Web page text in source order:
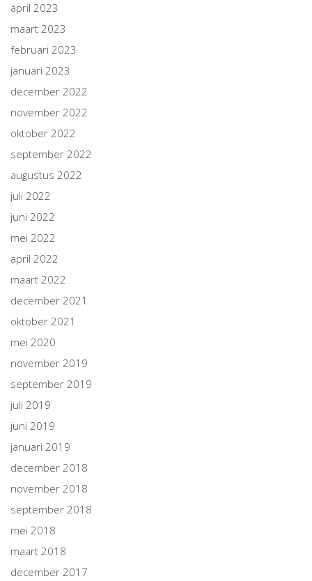
april 2023
maart 2023
februari 2023
januari 2023
december 2022
november 2022
oktober 2022
september 2022
augustus 2022
juli 2022
juni 2022
mei 2022
april 2022
maart 2022
december 2021
oktober 2021
mei 2020
november 2019
september 2019
juli 2019
juni 2019
januari 2019
december 2018
november 2018
september 2018
mei 2018
maart 2018
december 2017